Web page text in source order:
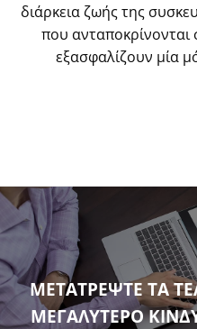
διάρκεια ζωής της
που ανταποκρίνονται
εξασφαλίζουν μία
ΜΕΤΑΤΡΕΨΤΕ ΤΑ
ΜΕΓΑΛΥΤΕΡΟ